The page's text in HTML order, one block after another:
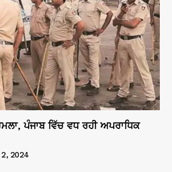
ਪੰਜਾਬ ਵਿੱਚ ਵਧ ਰਹੀ ਅਪਰਾਧਿਕ
2, 2024